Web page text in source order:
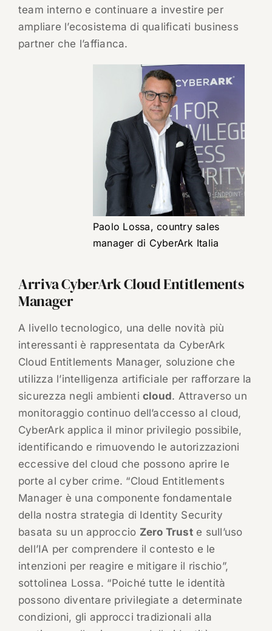
team interno e continuare a investire per
ampliare l’ecosistema di qualificati business
partner che l’affianca.
Paolo Lossa, country sales
manager di CyberArk Italia
Arriva CyberArk Cloud Entitlements
Manager
A livello tecnologico, una delle novità più
interessanti è rappresentata da CyberArk
Cloud Entitlements Manager, soluzione che
utilizza l’intelligenza artificiale per rafforzare la
sicurezza negli ambienti cloud. Attraverso un
monitoraggio continuo dell’accesso al cloud,
CyberArk applica il minor privilegio possibile,
identificando e rimuovendo le autorizzazioni
eccessive del cloud che possono aprire le
porte al cyber crime. “Cloud Entitlements
Manager è una componente fondamentale
della nostra strategia di Identity Security
basata su un approccio Zero Truste sull’uso
dell’IA per comprendere il contesto e le
intenzioni per reagire e mitigare il rischio”,
sottolinea Lossa. “Poiché tutte le identità
possono diventare privilegiate a determinate
condizioni, gli approcci tradizionali alla